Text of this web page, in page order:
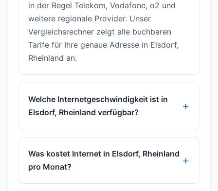
in der Regel Telekom, Vodafone, o2 und
weitere regionale Provider. Unser
Vergleichsrechner zeigt alle buchbaren
Tarife für Ihre genaue Adresse in Elsdorf,
Rheinland an.
Welche Internetgeschwindigkeit ist in
Elsdorf, Rheinland verfügbar?
Was kostet Internet in Elsdorf, Rheinland
pro Monat?